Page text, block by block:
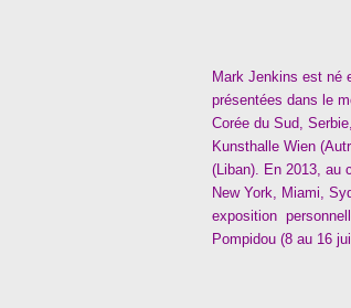
Mark Jenkins est né
présentées dans le
Corée du Sud,
Kunsthalle Wien
(Liban). En 2013, au
New York, Miami,
exposition
Pompidou (8 au 16